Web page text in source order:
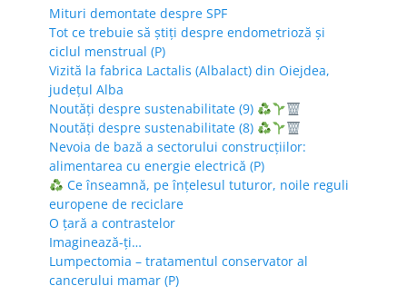
Mituri demontate despre SPF
Tot ce trebuie să știți despre endometrioză și
ciclul menstrual (P)
Vizită la fabrica Lactalis (Albalact) din Oiejdea,
județul Alba
Noutăți despre sustenabilitate (9)
Noutăți despre sustenabilitate (8)
Nevoia de bază a sectorului construcțiilor:
alimentarea cu energie electrică (P)
Ce înseamnă, pe înțelesul tuturor, noile reguli
europene de reciclare
O țară a contrastelor
Imaginează-ți…
Lumpectomia – tratamentul conservator al
cancerului mamar (P)